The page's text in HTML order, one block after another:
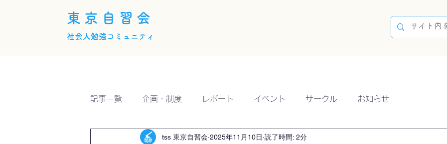
東京自習会
社会人勉強コミュニティ
記事一覧 企画・制度 レポート イベント サークル お知らせ
tss 東京自習会 2025年11月10日 読了時間: 2分